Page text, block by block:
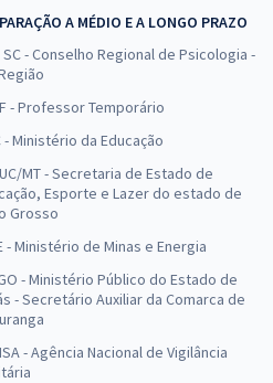
A MÉDIO E A LONGO PRAZO
SC - Conselho Regional de Psicologia -
- Professor Temporário
- Ministério da Educação
MT - Secretaria de Estado de
Esporte e Lazer do estado de
Grosso
- Ministério de Minas e Energia
- Ministério Público do Estado de
- Secretário Auxiliar da Comarca de
- Agência Nacional de Vigilância